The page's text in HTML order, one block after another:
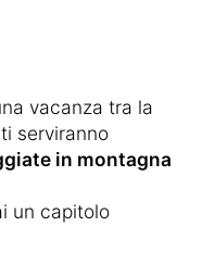
vacanza tra la
serviranno
in montagna
un capitolo